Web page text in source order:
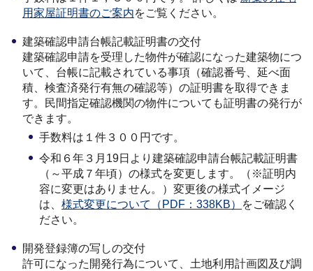
用家屋証明書のご案内をご覧ください。
建築確認申請台帳記載証明書の交付
建築確認申請を受理した物件が確認になった建築物につ
いて、台帳に記載されている事項（確認番号、延べ面
積、検査済発行有無の確認等）の証明書を取得できま
す。民間指定確認機関の物件についても証明書の発行が
できます。
手数料は１件３００円です。
令和６年３月19日より建築確認申請台帳記載証明書
（～平成７年頃）の様式を変更します。（※証明内
容に変更はありません。）変更後の様式イメージ
は、 様式変更について（PDF：338KB）
をご確認く
ださい。
開発登録簿の写しの交付
許可になった開発行為について、土地利用計画図及び調